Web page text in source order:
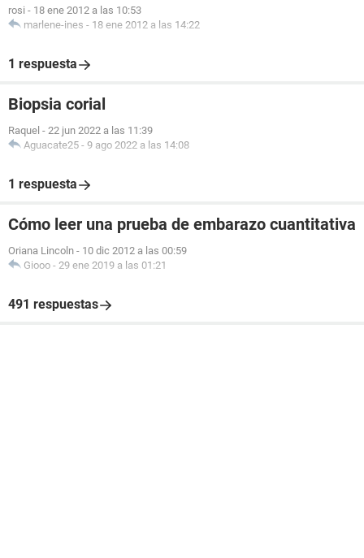
rosi - 18 ene 2012 a las 10:53
marlene-ines - 18 ene 2012 a las 14:22
1 respuesta
Biopsia corial
Raquel - 22 jun 2022 a las 11:39
Aguacate25 - 9 ago 2022 a las 14:08
1 respuesta
Cómo leer una prueba de embarazo cuantitativa
Oriana Lincoln - 10 dic 2012 a las 00:59
Giooo - 29 ene 2019 a las 01:21
491 respuestas